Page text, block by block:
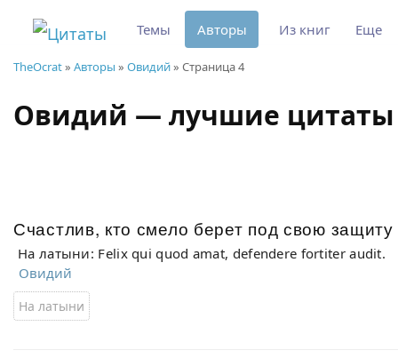
TheOcrat» Авторы » Овидий» Страница 4
Овидий — лучшие
Счастлив, кто смело берет под свою
На латыни: Felix qui quod amat, defendere fortiter audit.
Овидий
На латыни
Темы Авторы Из книг Еще